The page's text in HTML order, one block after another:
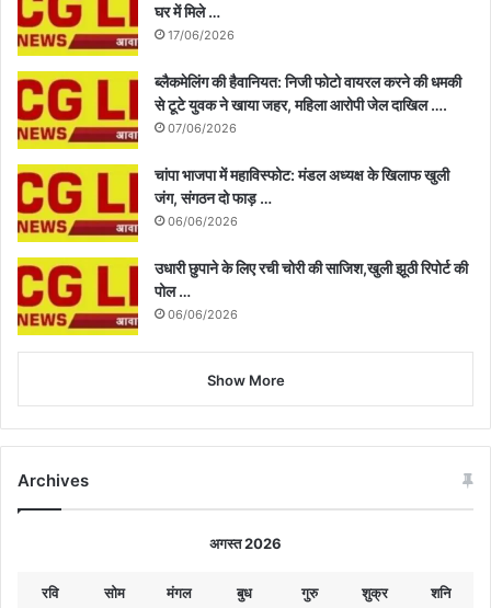
घर में मिले …
17/06/2026
ब्लैकमेलिंग की हैवानियत: निजी फोटो वायरल करने की धमकी
से टूटे युवक ने खाया जहर, महिला आरोपी जेल दाखिल ….
07/06/2026
चांपा भाजपा में महाविस्फोट: मंडल अध्यक्ष के खिलाफ खुली
जंग, संगठन दो फाड़ …
06/06/2026
उधारी छुपाने के लिए रची चोरी की साजिश,खुली झूठी रिपोर्ट की
पोल …
06/06/2026
Show More
Archives
अगस्त 2026
रवि सोम मंगल बुध गुरु शुक्र शनि